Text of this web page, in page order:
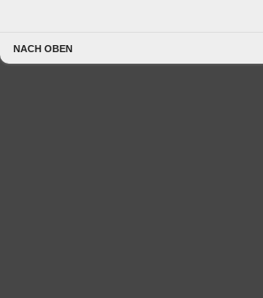
NACH OBEN